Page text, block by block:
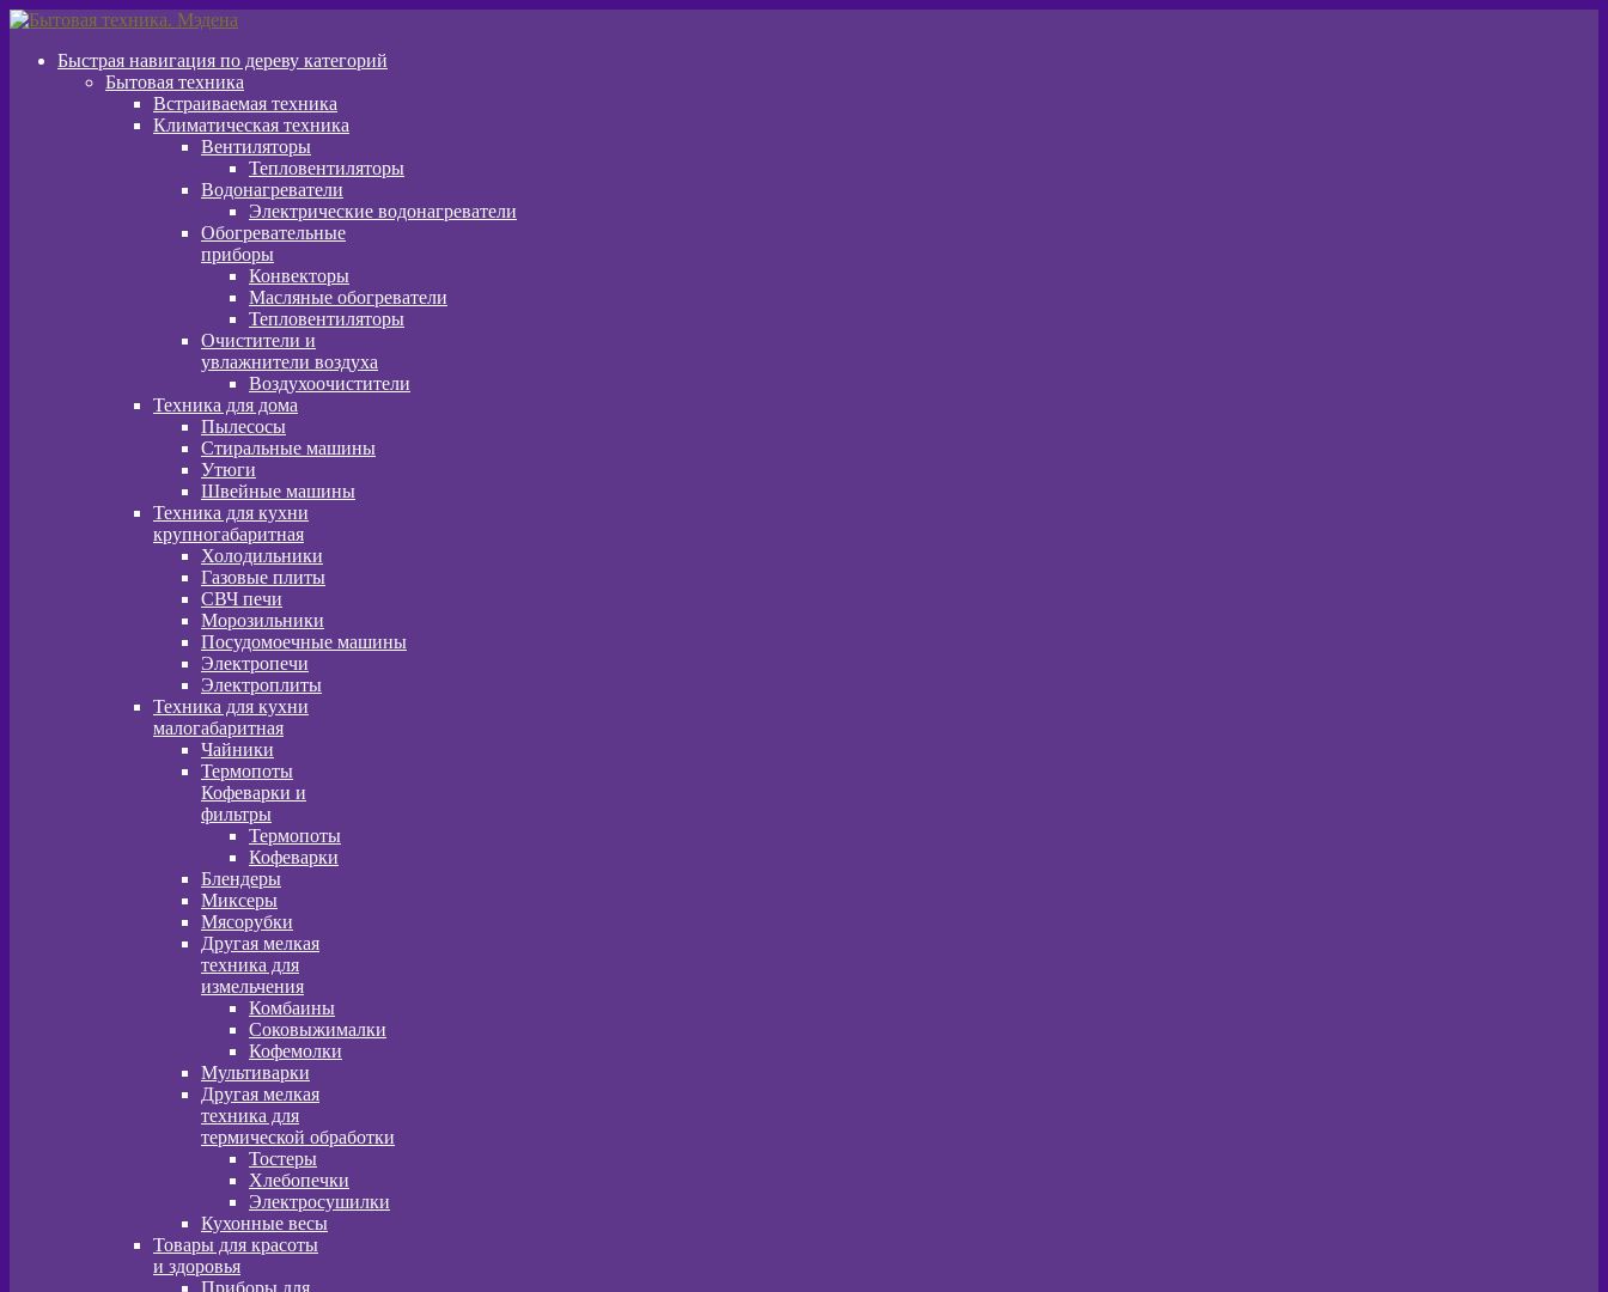
Перейти
навигации
Перейти
содержимому
Быстрая навигация по дереву категорий
Бытовая техника
Встраиваемая техника
Климатическая техника
Вентиляторы
Тепловентиляторы
Водонагреватели
Электрические водонагреватели
Обогревательные
приборы
Конвекторы
Масляные обогреватели
Тепловентиляторы
Очистители и
увлажнители воздуха
Воздухоочистители
Техника для дома
Пылeсосы
Стиральные машины
Утюги
Швейные машины
Техника для кухни
крупногабаритная
Холодильники
Газовые плиты
СВЧ печи
Морозильники
Посудомоечные машины
Электропечи
Электроплиты
Техника для кухни
малогабаритная
Чайники
Термопоты
Кофеварки и
фильтры
Термопоты
Кофеварки
Блендеры
Миксеры
Мясорубки
Другая мелкая
техника для
измельчения
Комбаины
Соковыжималки
Кофемолки
Мультиварки
Другая мелкая
техника для
термической обработки
Тостеры
Хлебопечки
Электросушилки
Кухонные весы
Товары для красоты
и здоровья
Приборы для